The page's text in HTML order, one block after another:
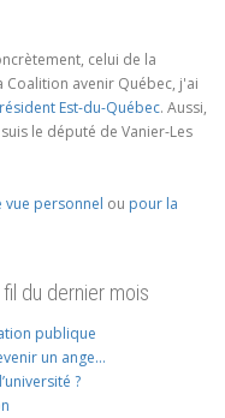
celui de la
avenir Québec, j'ai
Est-du-Québec. Aussi,
le député de Vanier-Les
personnel ou pour la
du dernier mois
publique
un ange…
?